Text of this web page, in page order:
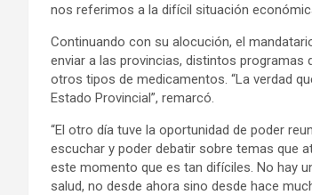
nos referimos a la difícil situación
Continuando con su alocución, el
enviar a las provincias, distintos
otros tipos de medicamentos. “La verdad
Estado Provincial”, remarcó.
“El otro día tuve la oportunidad de poder
escuchar y poder debatir sobre temas que
este momento que es tan difíciles. No hay
salud, no desde ahora sino desde hace